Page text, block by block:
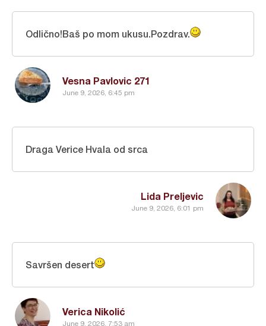
Vesna Pavlovic 271
June 9, 2026, 6:45 pm
Odlično!Baš po mom ukusu.Pozdrav.
Lida Preljevic
June 9, 2026, 6:01 pm
Draga Verice Hvala od srca
Verica Nikolić
June 9, 2026, 7:53 am
Savršen desert